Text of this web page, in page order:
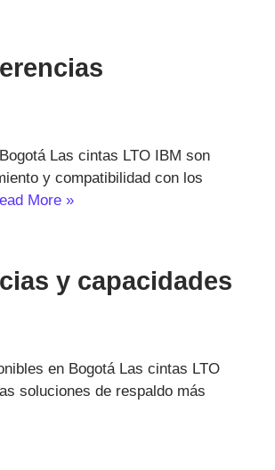
Las cintas LTO IBM son
y compatibilidad con los
More »
y capacidades
en Bogotá Las cintas LTO
soluciones de respaldo más